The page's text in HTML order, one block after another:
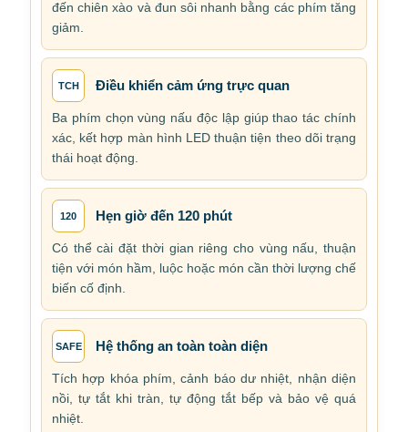
đến chiên xào và đun sôi nhanh bằng các phím tăng
giảm.
TCH Điều khiển cảm ứng trực quan
Ba phím chọn vùng nấu độc lập giúp thao tác chính
xác, kết hợp màn hình LED thuận tiện theo dõi trạng
thái hoạt động.
120 Hẹn giờ đến 120 phút
Có thể cài đặt thời gian riêng cho vùng nấu, thuận
tiện với món hầm, luộc hoặc món cần thời lượng chế
biến cố định.
SAFE Hệ thống an toàn toàn diện
Tích hợp khóa phím, cảnh báo dư nhiệt, nhận diện
nồi, tự tắt khi tràn, tự động tắt bếp và bảo vệ quá
nhiệt.